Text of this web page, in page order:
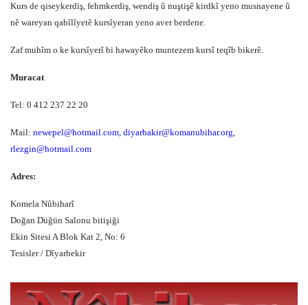
Kurs de qiseykerdiş, fehmkerdiş, wendiş û nuştişê kirdkî yeno musnayene û
nê wareyan qabîlîyetê kursîyeran yeno aver berdene.
Zaf muhîm o ke kursîyerî bi hawayêko muntezem kursî teqîb bikerê.
Muracat
Tel: 0 412 237 22 20
Mail: newepel@hotmail.com, diyarbakir@komanubihar.org,
rlezgin@hotmail.com
Adres:
Komela Nûbiharî
Doğan Düğün Salonu bitişiği
Ekin Sitesi A Blok Kat 2, No: 6
Tesisler / Dîyarbekir